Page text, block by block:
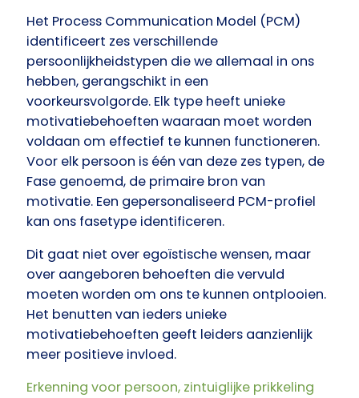
Het Process Communication Model (PCM)
identificeert zes verschillende
persoonlijkheidstypen die we allemaal in ons
hebben, gerangschikt in een
voorkeursvolgorde. Elk type heeft unieke
motivatiebehoeften waaraan moet worden
voldaan om effectief te kunnen functioneren.
Voor elk persoon is één van deze zes typen, de
Fase genoemd, de primaire bron van
motivatie. Een gepersonaliseerd PCM-profiel
kan ons fasetype identificeren.
Dit gaat niet over egoïstische wensen, maar
over aangeboren behoeften die vervuld
moeten worden om ons te kunnen ontplooien.
Het benutten van ieders unieke
motivatiebehoeften geeft leiders aanzienlijk
meer positieve invloed.
Erkenning voor persoon, zintuiglijke prikkeling